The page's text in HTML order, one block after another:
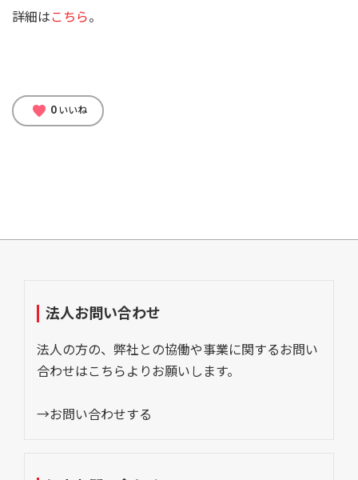
詳細はこちら。
favorite 0 いいね
法人お問い合わせ
法人の方の、弊社との協働や事業に関するお問い
合わせはこちらよりお願いします。
→お問い合わせする